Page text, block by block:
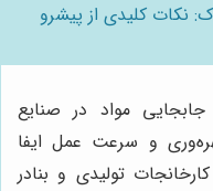
نکات کلیدی از پیشرو
جابجایی مواد در صنایع
و سرعت عمل ایفا
تولیدی و بنادر